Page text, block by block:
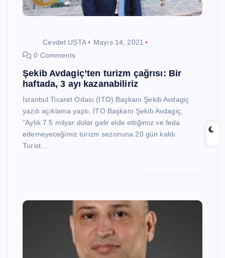
Cevdet USTA
Mayıs 14, 2021
0 Comments
Şekib Avdagiç’ten turizm çağrısı: Bir
haftada, 3 ayı kazanabiliriz
İstanbul Ticaret Odası (İTO) Başkanı Şekib Avdagiç
yazılı açıklama yaptı. İTO Başkanı Şekib Avdagiç,
“Aylık 7.5 milyar dolar gelir elde ettiğimiz ve feda
edemeyeceğimiz turizm sezonuna 20 gün kaldı.
Turist…